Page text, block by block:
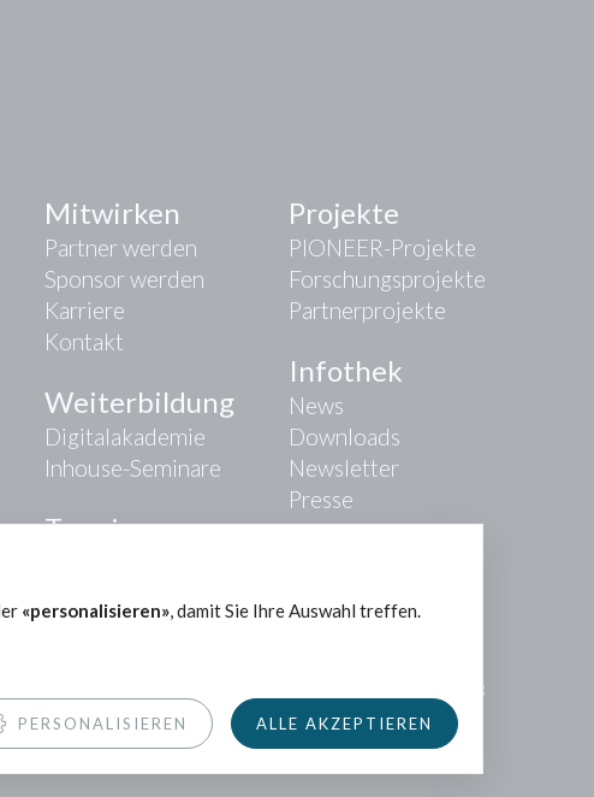
Mitwirken
Partner werden
Sponsor werden
Karriere
Kontakt
Weiterbildung
Digitalakademie
Inhouse-Seminare
Termine
Projekte
PIONEER-Projekte
Forschungsprojekte
Partnerprojekte
Infothek
News
Downloads
Newsletter
Presse
AGB
«personalisieren», damit Sie Ihre Auswahl treffen.
PERSONALISIEREN ALLE AKZEPTIEREN